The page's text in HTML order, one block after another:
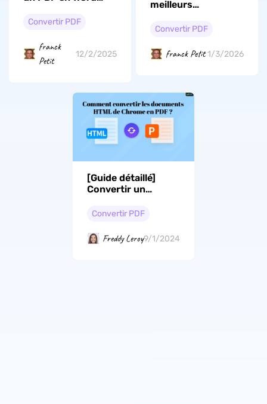
en forme ?
Convertir PDF
franck
Petit
12/2/2025
meilleurs
vers Excel en 2026
Convertir PDF
franck Petit 1/3/2026
[Guide détaillé]
Convertir un
Chrome en PDF
Convertir PDF
Freddy Leroy9/1/2024